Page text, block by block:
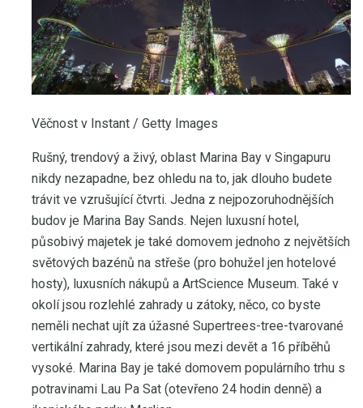
Věčnost v Instant / Getty Images
Rušný, trendový a živý, oblast Marina Bay v Singapuru
nikdy nezapadne, bez ohledu na to, jak dlouho budete
trávit ve vzrušující čtvrti. Jedna z nejpozoruhodnějších
budov je Marina Bay Sands. Nejen luxusní hotel,
působivý majetek je také domovem jednoho z největších
světových bazénů na střeše (pro bohužel jen hotelové
hosty), luxusních nákupů a ArtScience Museum. Také v
okolí jsou rozlehlé zahrady u zátoky, něco, co byste
neměli nechat ujít za úžasné Supertrees-tree-tvarované
vertikální zahrady, které jsou mezi devět a 16 příběhů
vysoké. Marina Bay je také domovem populárního trhu s
potravinami Lau Pa Sat (otevřeno 24 hodin denně) a